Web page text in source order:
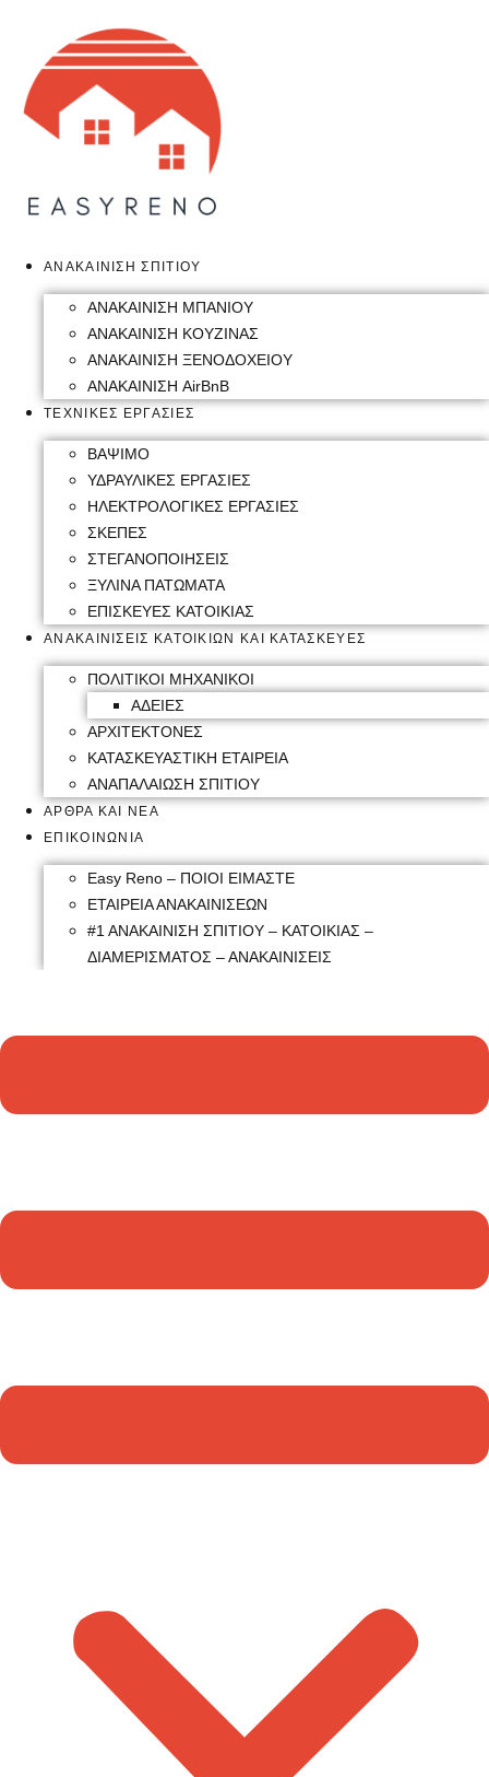
content
ΑΝΑΚΑΙΝΙΣΗ ΣΠΙΤΙΟΥ
ΑΝΑΚΑΙΝΙΣΗ ΜΠΑΝΙΟΥ
ΑΝΑΚΑΙΝΙΣΗ ΚΟΥΖΙΝΑΣ
ΑΝΑΚΑΙΝΙΣΗ ΞΕΝΟΔΟΧΕΙΟΥ
ΑΝΑΚΑΙΝΙΣΗ AirBnB
ΤΕΧΝΙΚΕΣ ΕΡΓΑΣΙΕΣ
ΒΑΨΙΜΟ
ΥΔΡΑΥΛΙΚΕΣ ΕΡΓΑΣΙΕΣ
ΗΛΕΚΤΡΟΛΟΓΙΚΕΣ ΕΡΓΑΣΙΕΣ
ΣΚΕΠΕΣ
ΣΤΕΓΑΝΟΠΟΙΗΣΕΙΣ
ΞΥΛΙΝΑ ΠΑΤΩΜΑΤΑ
ΕΠΙΣΚΕΥΕΣ ΚΑΤΟΙΚΙΑΣ
ΑΝΑΚΑΙΝΙΣΕΙΣ ΚΑΤΟΙΚΙΩΝ ΚΑΙ ΚΑΤΑΣΚΕΥΕΣ
ΠΟΛΙΤΙΚΟΙ ΜΗΧΑΝΙΚΟΙ
ΑΔΕΙΕΣ
ΑΡΧΙΤΕΚΤΟΝΕΣ
ΚΑΤΑΣΚΕΥΑΣΤΙΚΗ ΕΤΑΙΡΕΙΑ
ΑΝΑΠΑΛΑΙΩΣΗ ΣΠΙΤΙΟΥ
ΑΡΘΡΑ ΚΑΙ ΝΕΑ
ΕΠΙΚΟΙΝΩΝΙΑ
Easy Reno – ΠΟΙΟΙ ΕΙΜΑΣΤΕ
ΕΤΑΙΡΕΙΑ ΑΝΑΚΑΙΝΙΣΕΩΝ
#1 ΑΝΑΚΑΙΝΙΣΗ ΣΠΙΤΙΟΥ – ΚΑΤΟΙΚΙΑΣ –
ΔΙΑΜΕΡΙΣΜΑΤΟΣ – ΑΝΑΚΑΙΝΙΣΕΙΣ